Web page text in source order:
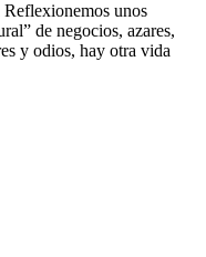
unos
de negocios, azares,
y odios, hay otra vida